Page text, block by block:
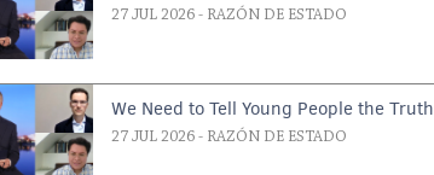
27 JUL 2026 - RAZÓN DE ESTADO
We Need to Tell Young People the Truth
27 JUL 2026 - RAZÓN DE ESTADO